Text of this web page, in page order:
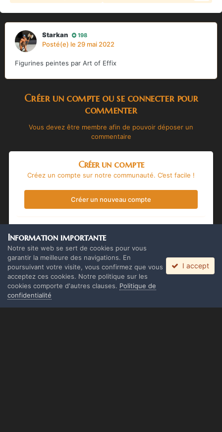
Starkan 198
Posté(e) le 29 mai 2022
Figurines peintes par Art of Effix
Créer un compte ou se connecter pour
commenter
Vous devez être membre afin de pouvoir déposer un
commentaire
Créer un compte
Créez un compte sur notre communauté. C’est facile !
Créer un nouveau compte
Vous avez déjà un compte ? Connectez-vous ici.
Connectez-vous maintenant
Information importante
Notre site web se sert de cookies pour vous
garantir la meilleure des navigations. En
poursuivant votre visite, vous confirmez que vous
acceptez ces cookies. Notre politique sur les
cookies comporte d'autres clauses. Politique de
confidentialité
I accept